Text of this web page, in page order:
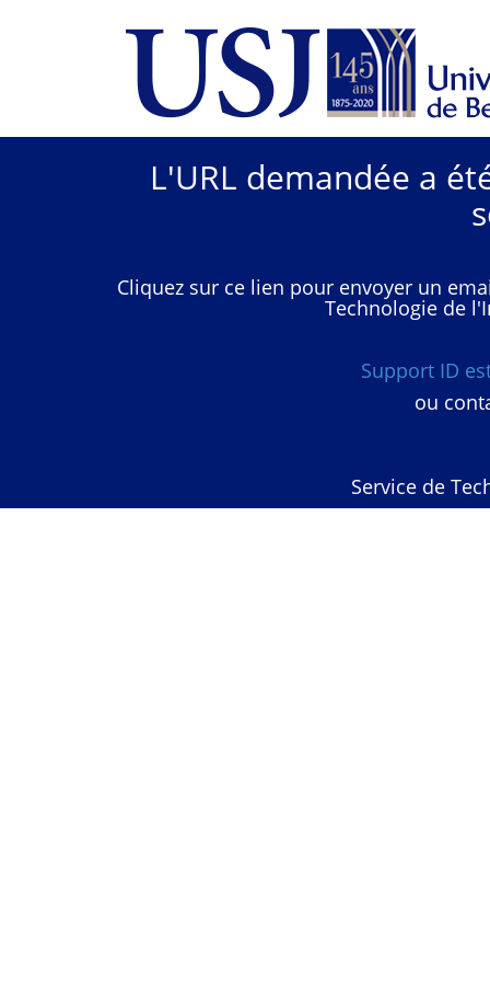
L'URL demandée a
Cliquez sur ce lien pour envoyer un
Technologie de
Support ID
ou
Service de